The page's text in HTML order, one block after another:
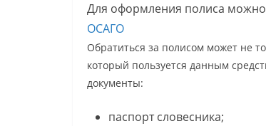
Для оформления полиса
ОСАГО
Обратиться за полисом может не
который пользуется данным
документы:
паспорт словесника;